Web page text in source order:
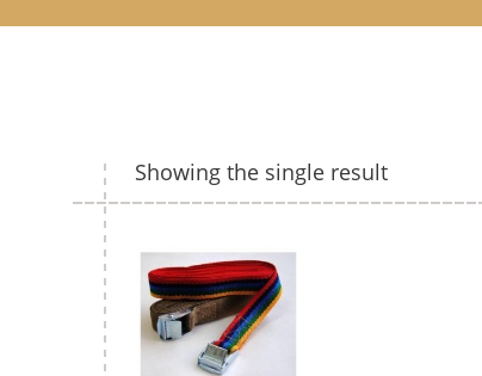
Showing the single result